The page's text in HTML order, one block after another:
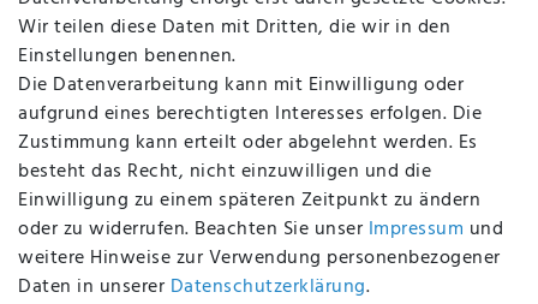
Impressum
BEQUEM UND SICHER BEZAHLEN MIT
BEI UNS SIND SIE SICHER!
Wir teilen diese Daten mit Dritten, die wir in den
Einstellungen benennen.
Die Datenverarbeitung kann mit Einwilligung oder
aufgrund eines berechtigten Interesses erfolgen. Die
Zustimmung kann erteilt oder abgelehnt werden. Es
besteht das Recht, nicht einzuwilligen und die
Einwilligung zu einem späteren Zeitpunkt zu ändern
oder zu widerrufen. Beachten Sie unser Impressum und
weitere Hinweise zur Verwendung personenbezogener
Daten in unserer Daten­schutz­erklärung.